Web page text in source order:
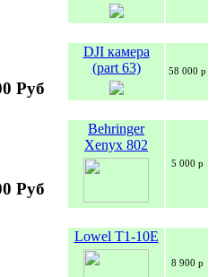
Руб
Руб
DJI камера
(part 63)
58 000 р
Behringer
Xenyx 802
5 000 р
Lowel T1-10E
8 900 р